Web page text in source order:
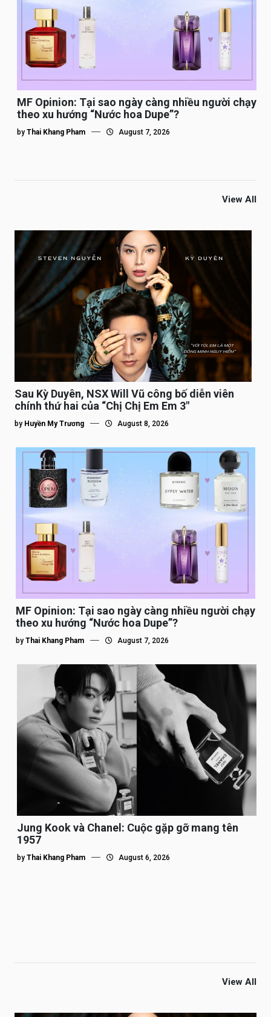
MF Opinion: Tại sao ngày càng nhiều người chạy
theo xu hướng “Nước hoa Dupe”?
by Thai Khang Pham August 7, 2026
View All
Sau Kỳ Duyên, NSX Will Vũ công bố diễn viên
chính thứ hai của “Chị Chị Em Em 3″
by Huyền My Trương August 8, 2026
MF Opinion: Tại sao ngày càng nhiều người chạy
theo xu hướng “Nước hoa Dupe”?
by Thai Khang Pham August 7, 2026
Jung Kook và Chanel: Cuộc gặp gỡ mang tên
1957
by Thai Khang Pham August 6, 2026
View All